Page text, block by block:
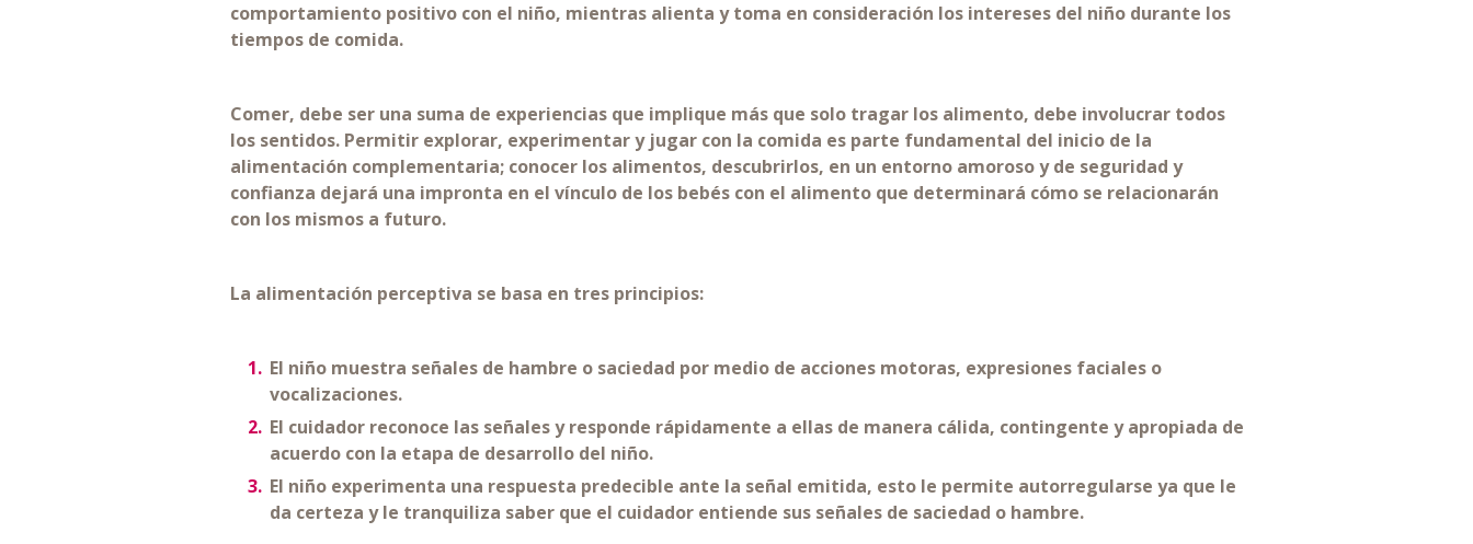
comportamiento positivo con el niño, mientras alienta y toma en consideración los intereses del niño durante los
tiempos de comida.
Comer, debe ser una suma de experiencias que implique más que solo tragar los alimento, debe involucrar todos
los sentidos. Permitir explorar, experimentar y jugar con la comida es parte fundamental del inicio de la
alimentación complementaria; conocer los alimentos, descubrirlos, en un entorno amoroso y de seguridad y
confianza dejará una impronta en el vínculo de los bebés con el alimento que determinará cómo se relacionarán
con los mismos a futuro.
La alimentación perceptiva se basa en tres principios:
El niño muestra señales de hambre o saciedad por medio de acciones motoras, expresiones faciales o
vocalizaciones.
El cuidador reconoce las señales y responde rápidamente a ellas de manera cálida, contingente y apropiada de
acuerdo con la etapa de desarrollo del niño.
El niño experimenta una respuesta predecible ante la señal emitida, esto le permite autorregularse ya que le
da certeza y le tranquiliza saber que el cuidador entiende sus señales de saciedad o hambre.